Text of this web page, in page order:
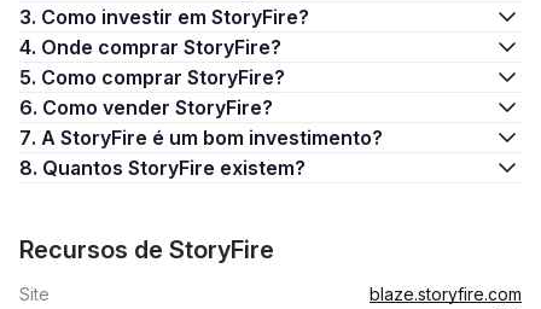
3. Como investir em StoryFire?
4. Onde comprar StoryFire?
5. Como comprar StoryFire?
6. Como vender StoryFire?
7. A StoryFire é um bom investimento?
8. Quantos StoryFire existem?
Recursos de StoryFire
Site
blaze.storyfire.com